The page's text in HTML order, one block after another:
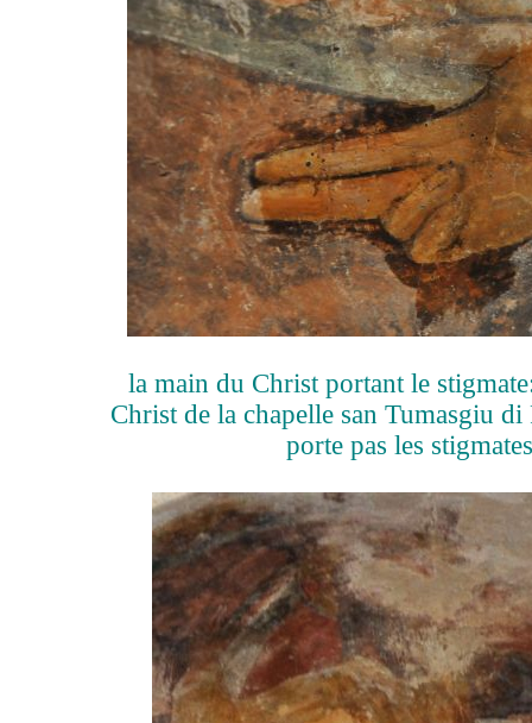
la main du Christ portant le
Christ de la chapelle san Tumasgiu di
porte pas les